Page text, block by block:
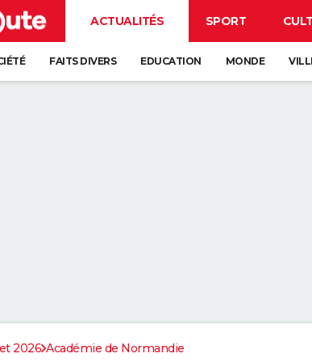
ACTUALITÉS SPORT
FAITS DIVERS EDUCATION MONDE
2026 Académie de Normandie